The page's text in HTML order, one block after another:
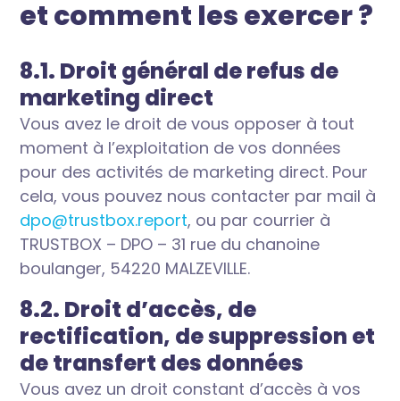
et comment les exercer ?
8.1. Droit général de refus de
marketing direct
Vous avez le droit de vous opposer à tout
moment à l’exploitation de vos données
pour des activités de marketing direct. Pour
cela, vous pouvez nous contacter par mail à
dpo@trustbox.report, ou par courrier à
TRUSTBOX – DPO – 31 rue du chanoine
boulanger, 54220 MALZEVILLE.
8.2. Droit d’accès, de
rectification, de suppression et
de transfert des données
Vous avez un droit constant d’accès à vos